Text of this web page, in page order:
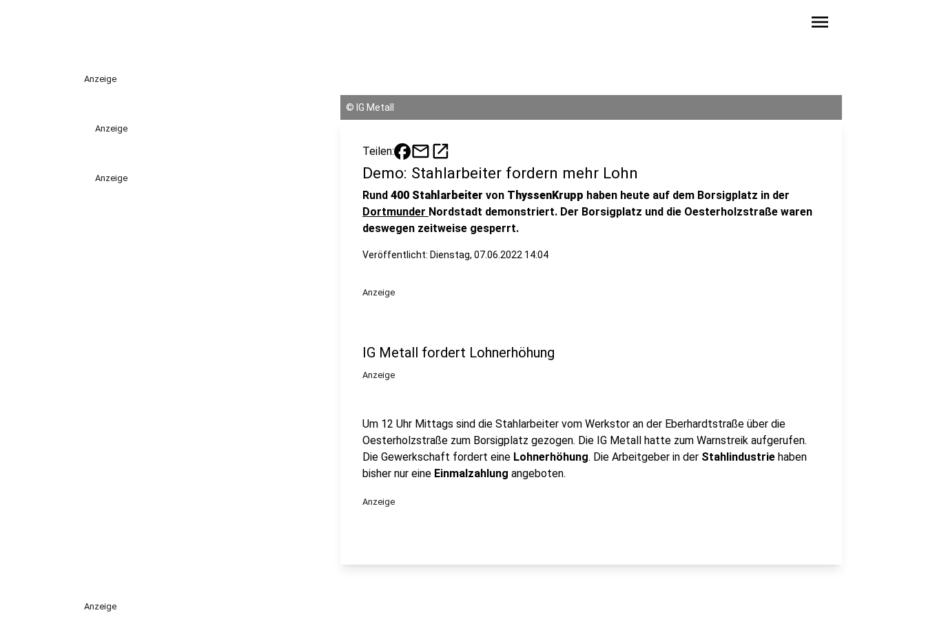
menu
Anzeige
Anzeige
Anzeige
© IG Metall
Teilen: mailopen_in_new
Demo: Stahlarbeiter fordern mehr Lohn
Rund 400 Stahlarbeiter von ThyssenKrupp haben heute auf dem Borsigplatz in der
Dortmunder Nordstadt demonstriert. Der Borsigplatz und die Oesterholzstraße waren
deswegen zeitweise gesperrt.
Veröffentlicht: Dienstag, 07.06.2022 14:04
Anzeige
IG Metall fordert Lohnerhöhung
Anzeige
Um 12 Uhr Mittags sind die Stahlarbeiter vom Werkstor an der Eberhardtstraße über die
Oesterholzstraße zum Borsigplatz gezogen. Die IG Metall hatte zum Warnstreik aufgerufen.
Die Gewerkschaft fordert eine Lohnerhöhung. Die Arbeitgeber in der Stahlindustrie haben
bisher nur eine Einmalzahlung angeboten.
Anzeige
Anzeige